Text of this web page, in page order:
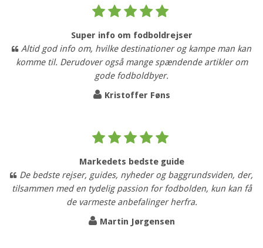
Super info om fodboldrejser
Altid god info om, hvilke destinationer og kampe man kan
komme til. Derudover også mange spændende artikler om
gode fodboldbyer.
Kristoffer Føns
Markedets bedste guide
De bedste rejser, guides, nyheder og baggrundsviden, der,
tilsammen med en tydelig passion for fodbolden, kun kan få
de varmeste anbefalinger herfra.
Martin Jørgensen